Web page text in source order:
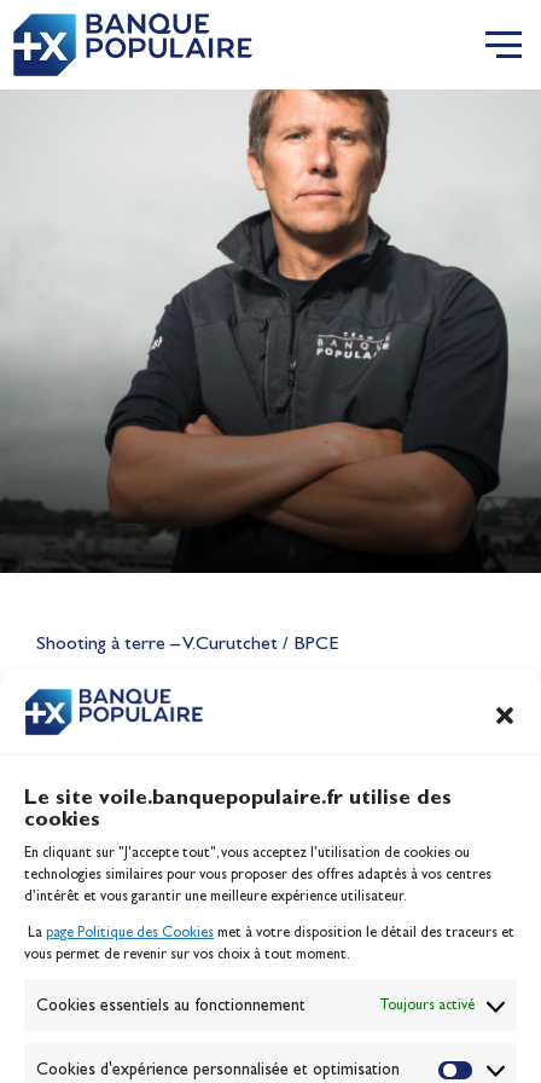
Le site voile.banquepopulaire.fr utilise des
cookies
En cliquant sur "J'accepte tout", vous acceptez l’utilisation de cookies ou
technologies similaires pour vous proposer des offres adaptés à vos centres
d’intérêt et vous garantir une meilleure expérience utilisateur.
La page Politique des Cookies met à votre disposition le détail des traceurs et
vous permet de revenir sur vos choix à tout moment.
Cookies essentiels au fonctionnement Toujours activé
Cookies d'expérience personnalisée et optimisation
Shooting à terre – V.Curutchet / BPCE
CONTENU
Lauriane Nolot en or à Long
Jeux Olympiques 2028
Inscription serveur média
Contact
Politique des cookies
Banque de la voile
Passion Voile TV